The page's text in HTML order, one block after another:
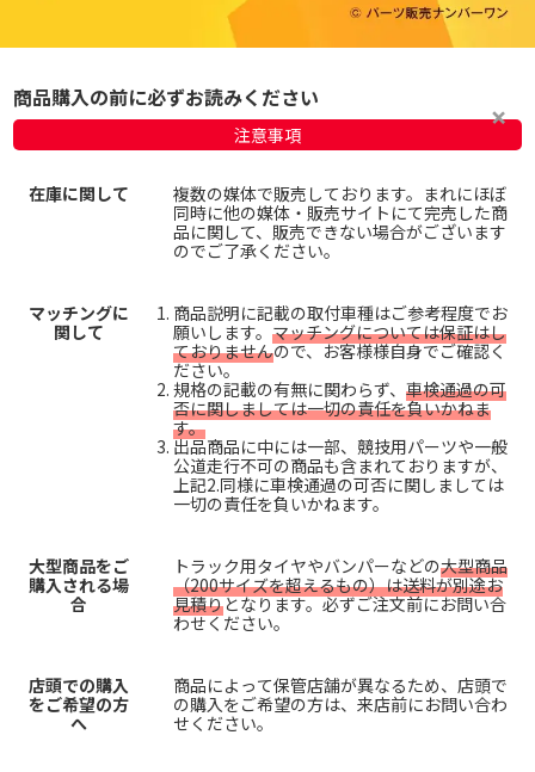
商品購入の前に必ずお読みください
注意事項
在庫に関して
複数の媒体で販売しております。まれにほぼ
同時に他の媒体・販売サイトにて完売した商
品に関して、販売できない場合がございます
のでご了承ください。
マッチングに
関して
商品説明に記載の取付車種はご参考程度でお
願いします。 マッチングについては保証はし
ておりませんので、お客様様自身でご確認く
ださい。
規格の記載の有無に関わらず、 車検通過の可
否に関しましては一切の責任を負いかねま
す。
出品商品に中には一部、競技用パーツや一般
公道走行不可の商品も含まれておりますが、
上記2.同様に車検通過の可否に関しましては
一切の責任を負いかねます。
大型商品をご
購入される場
合
トラック用タイヤやバンパーなどの大型商品
（200サイズを超えるもの）は送料が別途お
見積りとなります。必ずご注文前にお問い合
わせください。
店頭での購入
をご希望の方
へ
商品によって保管店舗が異なるため、店頭で
の購入をご希望の方は、来店前にお問い合わ
せください。